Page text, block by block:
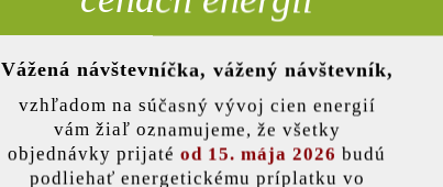
Poznámka:
Vážená návštevníčka, vážený návštevník,
vzhľadom na súčasný vývoj cien energií
vám žiaľ oznamujeme, že všetky
objednávky prijaté od 15. mája 2026 budú
podliehať energetickému príplatku vo